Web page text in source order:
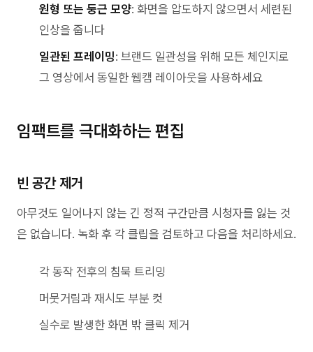
원형 또는 둥근 모양: 화면을 압도하지 않으면서 세련된
인상을 줍니다
일관된 프레이밍: 브랜드 일관성을 위해 모든 체인지로
그 영상에서 동일한 웹캠 레이아웃을 사용하세요
임팩트를 극대화하는 편집
빈 공간 제거
아무것도 일어나지 않는 긴 정적 구간만큼 시청자를 잃는 것
은 없습니다. 녹화 후 각 클립을 검토하고 다음을 처리하세요.
각 동작 전후의 침묵 트리밍
머뭇거림과 재시도 부분 컷
실수로 발생한 화면 밖 클릭 제거